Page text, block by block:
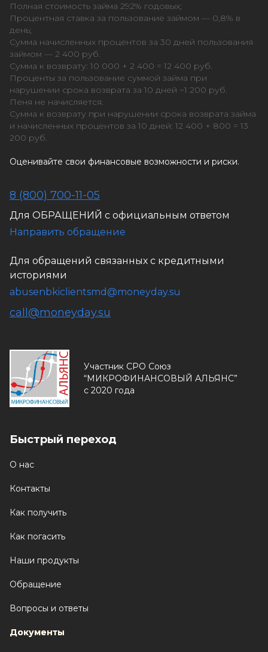
Полная стоимость займа 292% годовых;
Процентная ставка за пользование займом — 0,8% в
день;
Сумма начисленных процентов за 30 дней пользования
займом — 2 400 руб.
Сумма к возврату: 10 000 + 2 400 = 12 400 руб.
Проценты за пользование суммой займа при
нарушении срока возврата за 10 дней −1 200 руб.
Пеня не начисляется.
Сумма к возврату при нарушении срока возврата займа
и начисленных процентов за 10 дней: 12 400 + 800 = 13
200 руб.
Оценивайте свои финансовые возможности и риски.
8 (800) 700-11-05
Для ОБРАЩЕНИЙ с официальным ответом
Направить обращение
Для обращений связанных с кредитными
историями
abusenbkiclientsmd@moneyday.su
call@moneyday.su
Участник СРО Союз
“МИКРОФИНАНСОВЫЙ АЛЬЯНС”
с 2020 года
Быстрый переход
О нас
Контакты
Как получить
Как погасить
Наши продукты
Обращение
Вопросы и ответы
Документы